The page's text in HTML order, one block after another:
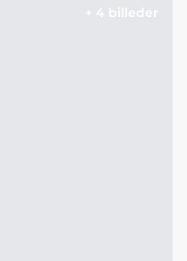
+ 4 billeder